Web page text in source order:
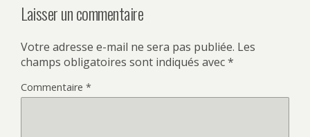
Laisser un commentaire
Votre adresse e-mail ne sera pas publiée. Les
champs obligatoires sont indiqués avec*
Commentaire *